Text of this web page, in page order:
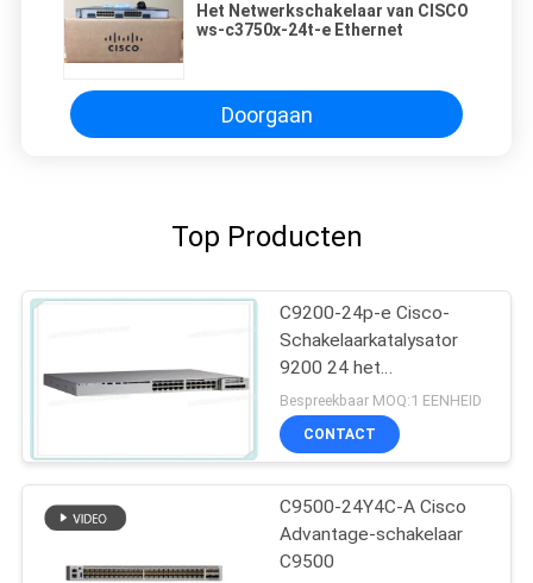
Het Netwerkschakelaar van CISCO
ws-c3750x-24t-e Ethernet
Doorgaan
Top Producten
C9200-24p-e Cisco-
Schakelaarkatalysator
9200 24 het
Netwerkhoofdzaak van
de Havenpoe+
Schakelaar
Bespreekbaar MOQ:1 EENHEID
CONTACT
C9500-24Y4C-A Cisco
Advantage-schakelaar
C9500